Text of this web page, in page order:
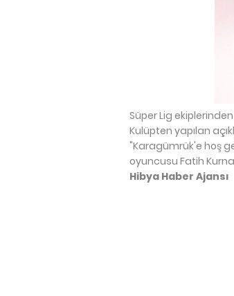
Süper Lig
Kulüpten yapılan
"Karagümrük'e hoş
oyuncusu Fatih
Hibya Haber Ajansı